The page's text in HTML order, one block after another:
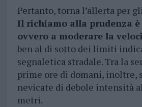
Pertanto, torna l’allerta per
Il richiamo alla prudenza è
ovvero a moderare la
ben al di sotto dei limiti
segnaletica stradale. Tra la
prime ore di domani, inoltre,
nevicate di debole intensità
metri.